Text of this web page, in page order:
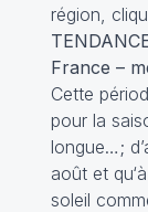
région,
France –
Cette
pour la
longue…;
août et
soleil